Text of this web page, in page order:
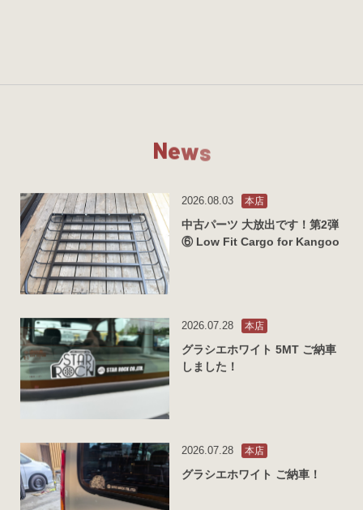
News
2026.08.03 本店
中古パーツ 大放出です！第2弾
⑥ Low Fit Cargo for Kangoo
2026.07.28 本店
グラシエホワイト 5MT ご納車
しました！
2026.07.28 本店
グラシエホワイト ご納車！